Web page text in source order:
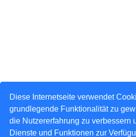
Diese Internetseite verwendet
grundlegende Funktionalität zu
die Nutzererfahrung zu verbessern
Dienste und Funktionen zur